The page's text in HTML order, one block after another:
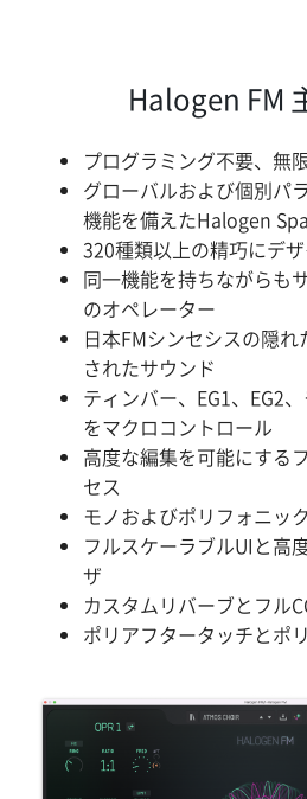
Halogen FM
プログラミング不要、無
グローバルおよび個別パ
機能を備えたHalogen
320種類以上の精巧にデ
同一機能を持ちながらも
のオペレーター
日本FMシンセシスの隠
されたサウンド
ティンバー、EG1、EG2
をマクロコントロール
高度な編集を可能にする
セス
モノおよびポリフォニッ
フルスケーラブルUIと高
ザ
カスタムリバーブとフル
ポリアフタータッチとポ